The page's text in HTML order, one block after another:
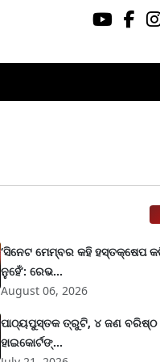
‘ସିନେଟ ମେମ୍ବର କହି ହସ୍ତକ୍ଷେପ
ନୁହେଁ’: ରେଭ...
August 06, 2026
ପାଠ୍ୟପୁସ୍ତକ ତ୍ରୁଟି, ୪ ଜଣ ବରିଷ୍ଠ
ହାଇକୋର୍ଟଙ୍...